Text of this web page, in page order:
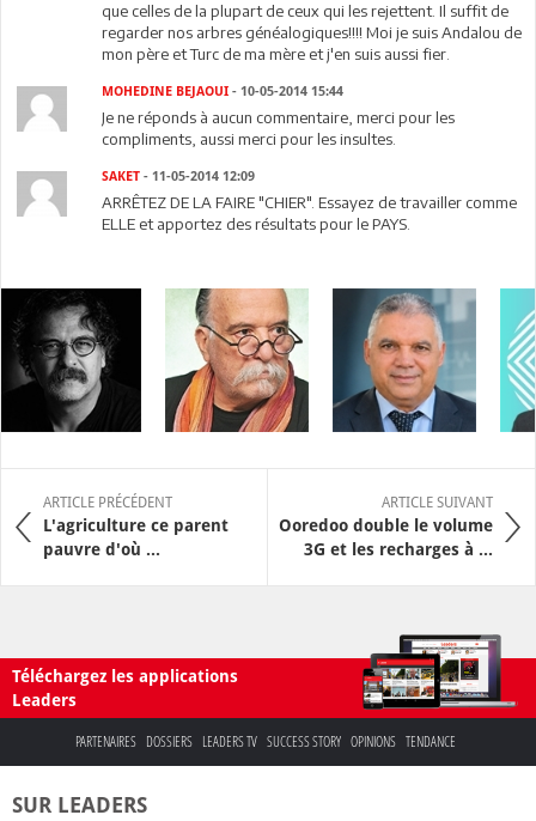
que celles de la plupart de ceux qui les rejettent. Il suffit de
regarder nos arbres généalogiques!!!! Moi je suis Andalou de
mon père et Turc de ma mère et j'en suis aussi fier.
MOHEDINE BEJAOUI - 10-05-2014 15:44
Je ne réponds à aucun commentaire, merci pour les
compliments, aussi merci pour les insultes.
SAKET - 11-05-2014 12:09
ARRÊTEZ DE LA FAIRE "CHIER". Essayez de travailler comme
ELLE et apportez des résultats pour le PAYS.
ARTICLE PRÉCÉDENT
L'agriculture ce parent
pauvre d'où ...
ARTICLE SUIVANT
Ooredoo double le volume
3G et les recharges à ...
Téléchargez les applications
Leaders
PARTENAIRES DOSSIERS LEADERS TV SUCCESS STORY OPINIONS TENDANCE
SUR LEADERS